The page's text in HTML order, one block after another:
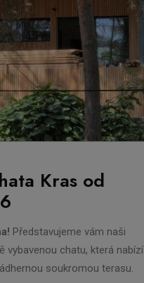
Kras od
Představujeme vám naši
vybavenou chatu, která nabízí
soukromou terasu.